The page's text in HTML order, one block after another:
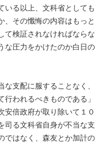
いる以上、文科省としても
、その懺悔の内容はもっと
て検証されなければならな
な圧力をかけたのか白日の
支配に服することなく、
行われるべきものである」
安倍政府が取り除いて１０
司る文科省自身が不当な支
ではなく、森友とか加計の